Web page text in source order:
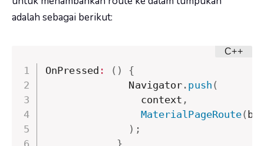
adalah sebagai berikut:
OnPressed : ( )
{
              Navigator
. push (
                context
,
MaterialPageRoute(
) ;
}